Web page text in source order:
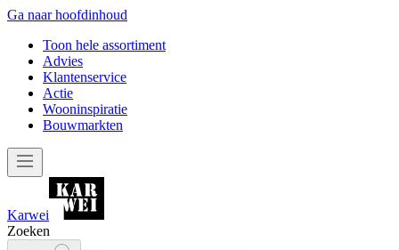
Ga naar hoofdinhoud
Toon hele assortiment
Advies
Klantenservice
Actie
Wooninspiratie
Bouwmarkten
Karwei
Zoeken